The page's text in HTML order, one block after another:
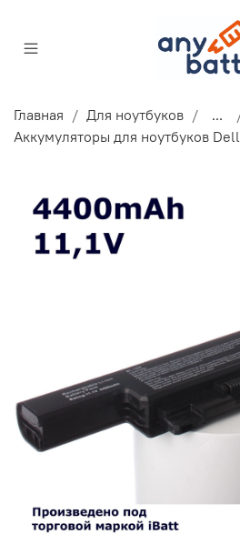
Главная Для ноутбуков
...
Аккумуляторы для ноутбуков Dell